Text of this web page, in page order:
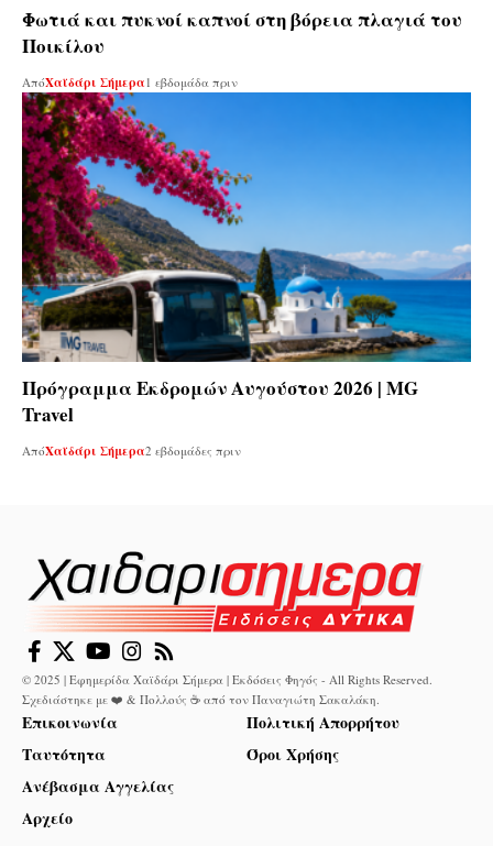
Φωτιά και πυκνοί καπνοί στη βόρεια πλαγιά του
Ποικίλου
ΑπόΧαϊδάρι Σήμερα1 εβδομάδα πριν
Πρόγραμμα Εκδρομών Αυγούστου 2026 | MG
Travel
ΑπόΧαϊδάρι Σήμερα2 εβδομάδες πριν
© 2025 | Εφημερίδα Χαϊδάρι Σήμερα | Εκδόσεις Φηγός - All Rights Reserved.
Σχεδιάστηκε με ❤️ & Πολλούς ☕ από τον Παναγιώτη Σακαλάκη.
Επικοινωνία
Ταυτότητα
Ανέβασμα Αγγελίας
Αρχείο
Πολιτική Απορρήτου
Όροι Χρήσης